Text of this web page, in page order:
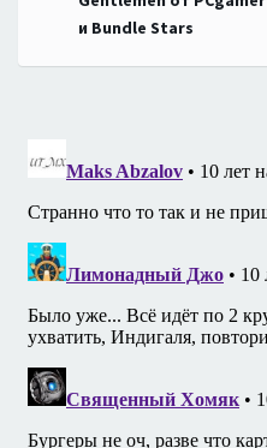
записям
и Bundle Stars